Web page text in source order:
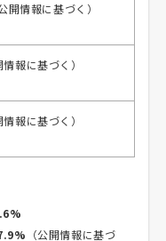
公開情報に基づく）
情報に基づく）
情報に基づく）
（公開情報に基づ